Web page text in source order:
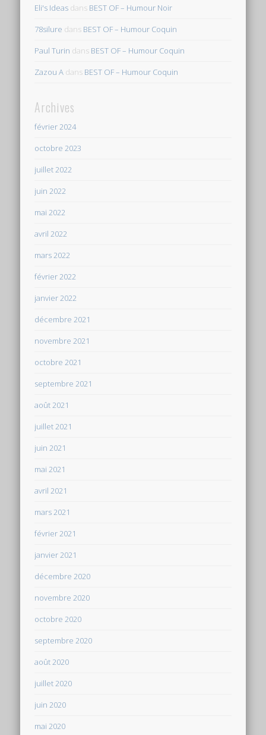
Eli's Ideas dans BEST OF – Humour Noir
78silure dans BEST OF – Humour Coquin
Paul Turin dans BEST OF – Humour Coquin
Zazou A dans BEST OF – Humour Coquin
Archives
février 2024
octobre 2023
juillet 2022
juin 2022
mai 2022
avril 2022
mars 2022
février 2022
janvier 2022
décembre 2021
novembre 2021
octobre 2021
septembre 2021
août 2021
juillet 2021
juin 2021
mai 2021
avril 2021
mars 2021
février 2021
janvier 2021
décembre 2020
novembre 2020
octobre 2020
septembre 2020
août 2020
juillet 2020
juin 2020
mai 2020